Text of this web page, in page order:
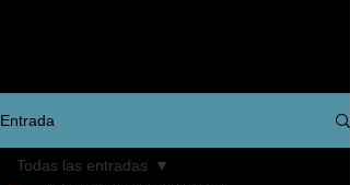
Entrada
Todas las entradas